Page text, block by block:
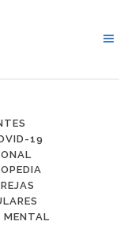
19
MENTAL